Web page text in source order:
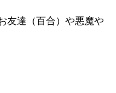
友達（百合）や悪魔や